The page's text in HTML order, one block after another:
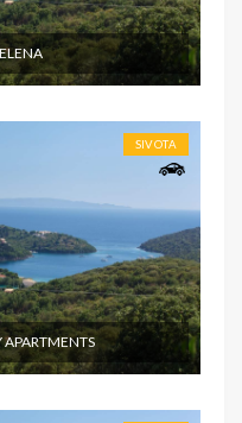
SIVOTA
APARTMENTS